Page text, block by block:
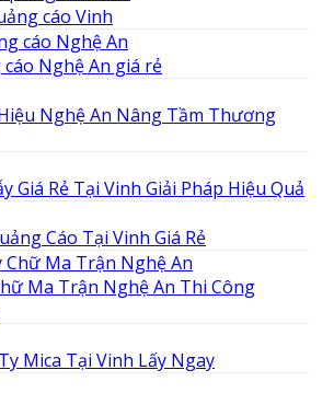
cáo Vinh
Nghệ An giá rẻ
Nghệ An Nâng Tầm Thương
Giá Rẻ Tại Vinh Giải Pháp Hiệu Quả
Cáo Tại Vinh Giá Rẻ
Ma Trận Nghệ An Thi Công
Mica Tại Vinh Lấy Ngay